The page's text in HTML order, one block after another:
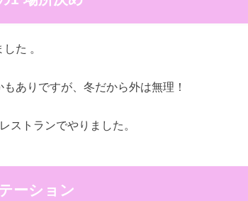
た 。
ありですが、冬だから外は無理！
ストランでやりました。
ーション